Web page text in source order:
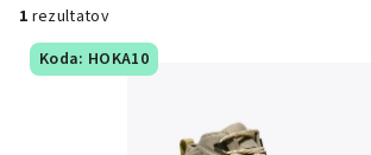
1 rezultatov
Koda: HOKA10